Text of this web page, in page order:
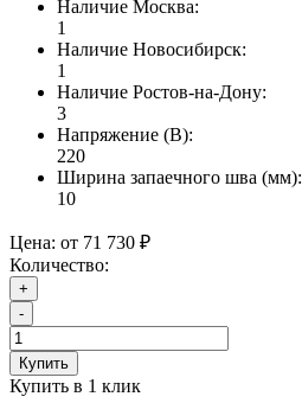
Наличие Москва:
1
Наличие Новосибирск:
1
Наличие Ростов-на-Дону:
3
Напряжение (В):
220
Ширина запаечного шва (мм):
10
Цена: от 71 730 ₽
Количество:
+
-
Купить
Купить в 1 клик